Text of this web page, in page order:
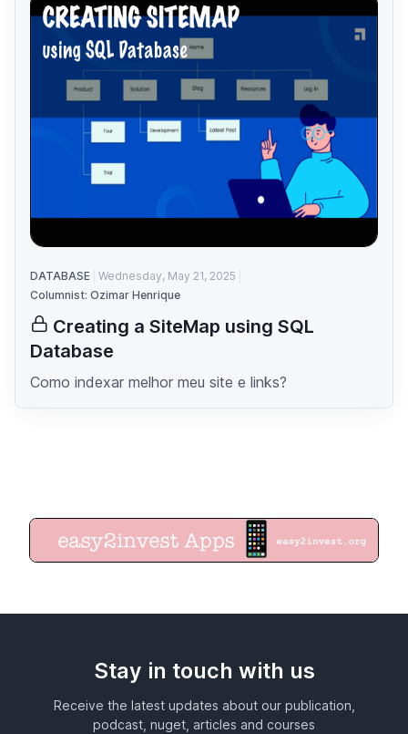
DATABASE Wednesday, May 21, 2025
Columnist: Ozimar Henrique
Creating a SiteMap using SQL
Database
Como indexar melhor meu site e links?
Stay in touch with us
Receive the latest updates about our publication,
podcast, nuget, articles and courses